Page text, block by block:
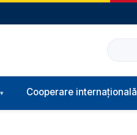
Caută
Cooperare internațională